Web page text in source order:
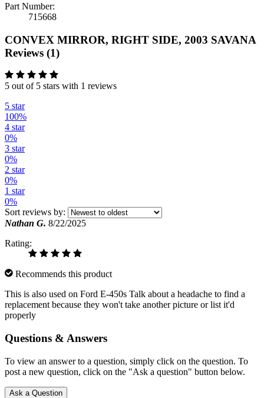
Part Number:
715668
CONVEX MIRROR, RIGHT SIDE, 2003 SAVANA
Reviews (1)
5 out of 5 stars with 1 reviews
5 star
100%
4 star
0%
3 star
0%
2 star
0%
1 star
0%
Sort reviews by:
Nathan G. 8/22/2025
Rating:
Recommends this product
This is also used on Ford E-450s Talk about a headache to find a
replacement because they won't take another picture or list it'd
properly
Questions & Answers
To view an answer to a question, simply click on the question. To
post a new question, click on the "Ask a question" button below.
Ask a Question